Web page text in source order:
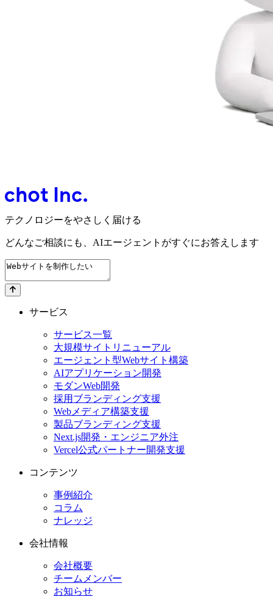
テクノロジーをやさしく届ける
どんなご相談にも、 AIエージェントがすぐにお答えします
サービス
サービス一覧
大規模サイトリニューアル
エージェント型Webサイト構築
AIアプリケーション開発
モダンWeb開発
採用ブランディング支援
Webメディア構築支援
製品ブランディング支援
Next.js開発・エンジニア外注
Vercel公式パートナー開発支援
コンテンツ
事例紹介
コラム
ナレッジ
会社情報
会社概要
チームメンバー
お知らせ